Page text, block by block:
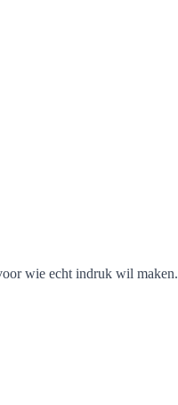
wie echt indruk wil maken.